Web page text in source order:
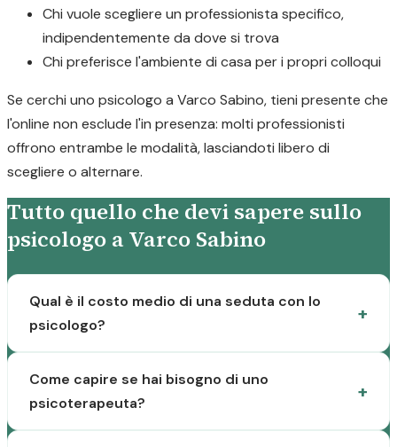
Chi vuole scegliere un professionista specifico,
indipendentemente da dove si trova
Chi preferisce l'ambiente di casa per i propri colloqui
Se cerchi uno psicologo a Varco Sabino, tieni presente che
l'online non esclude l'in presenza: molti professionisti
offrono entrambe le modalità, lasciandoti libero di
scegliere o alternare.
Tutto quello che devi sapere sullo
psicologo a Varco Sabino
Qual è il costo medio di una seduta con lo
psicologo?
Come capire se hai bisogno di uno
psicoterapeuta?